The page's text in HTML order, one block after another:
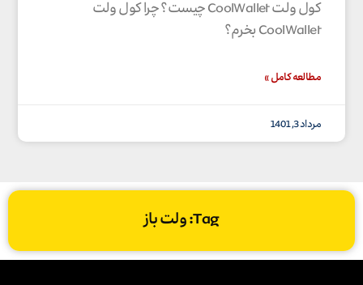
کول ولت CoolWallet چیست؟ چرا کول ولت
CoolWallet بخرم؟
مطالعه کامل »
مرداد 3, 1401
Tag: ولت باز